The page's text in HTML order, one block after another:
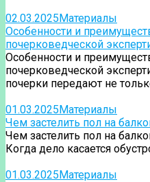
02.03.2025 Материалы
Особенности и
почерковедческой
Особенности и
почерковедческой
почерки передают не
01.03.2025 Материалы
Чем застелить пол на
Чем застелить пол на
Когда дело касается
01.03.2025 Материалы